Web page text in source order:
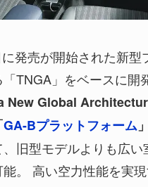
発売が開始された新型
TNGA」をベースに開
New Global
GA-Bプラットフォーム
旧型モデルよりも広い
。 高い空力性能を実